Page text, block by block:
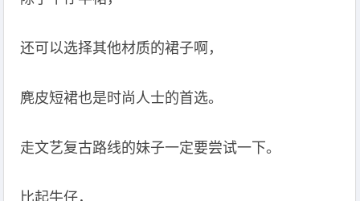
还可以选择其他材质的裙子啊，
麂皮短裙也是时尚人士的首选。
走文艺复古路线的妹子一定要尝试一下。
比起牛仔，